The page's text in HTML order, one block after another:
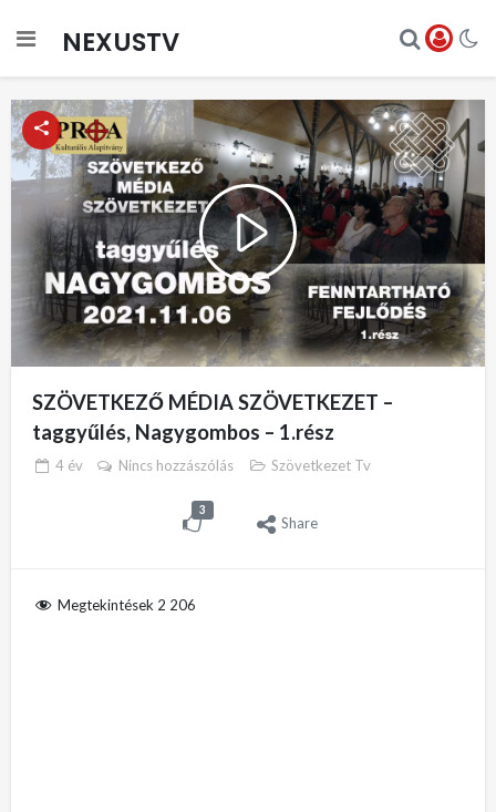
NEXUSTV
Play
Video
SZÖVETKEZŐ MÉDIA SZÖVETKEZET –
taggyűlés, Nagygombos – 1.rész
4 év Nincs hozzászólás Szövetkezet Tv
3
Share
Megtekintések 2 206